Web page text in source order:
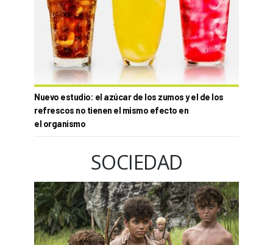
Nuevo estudio: el azúcar de los zumos y el de los
refrescos no tienen el mismo efecto en
el organismo
SOCIEDAD